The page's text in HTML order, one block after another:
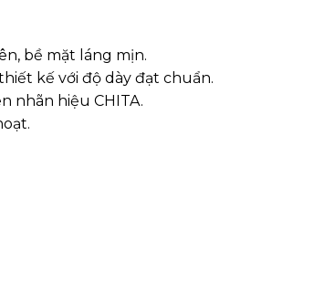
bề mặt láng mịn.
kế với độ dày đạt chuẩn.
nhãn hiệu CHITA.